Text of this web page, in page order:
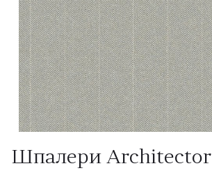
Шпалери Architector